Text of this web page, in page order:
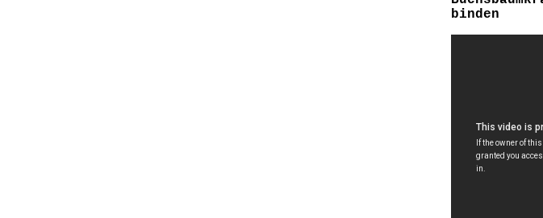
binden